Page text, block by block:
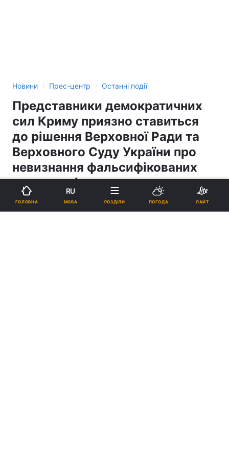
Новини › Прес-центр › Останні події
Представники демократичних
сил Криму приязно ставиться
до рішення Верховної Ради та
Верховного Суду України про
невизнання фальсифікованих
результатів голосування
другого туру виборів
Президента України
ГОЛОВНА
RU
МОВА РОЗДІЛИ ПОГОДА ЛАЙТ